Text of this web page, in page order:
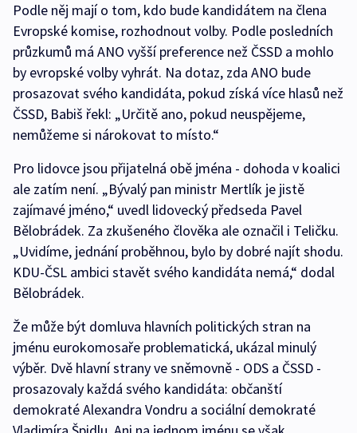
Podle něj mají o tom, kdo bude kandidátem na člena
Evropské komise, rozhodnout volby. Podle posledních
průzkumů má ANO vyšší preference než ČSSD a mohlo
by evropské volby vyhrát. Na dotaz, zda ANO bude
prosazovat svého kandidáta, pokud získá více hlasů než
ČSSD, Babiš řekl: „Určitě ano, pokud neuspějeme,
nemůžeme si nárokovat to místo.“
Pro lidovce jsou přijatelná obě jména - dohoda v koalici
ale zatím není. „Bývalý pan ministr Mertlík je jistě
zajímavé jméno,“ uvedl lidovecký předseda Pavel
Bělobrádek. Za zkušeného člověka ale označil i Teličku.
„Uvidíme, jednání proběhnou, bylo by dobré najít shodu.
KDU-ČSL ambici stavět svého kandidáta nemá,“ dodal
Bělobrádek.
Že může být domluva hlavních politických stran na
jménu eurokomosaře problematická, ukázal minulý
výběr. Dvě hlavní strany ve sněmovně - ODS a ČSSD -
prosazovaly každá svého kandidáta: občanští
demokraté Alexandra Vondru a sociální demokraté